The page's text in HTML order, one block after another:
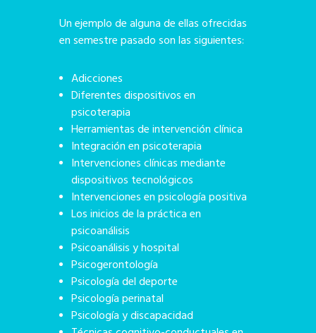
Un ejemplo de alguna de ellas ofrecidas
en semestre pasado son las siguientes:
Adicciones
Diferentes dispositivos en
psicoterapia
Herramientas de intervención clínica
Integración en psicoterapia
Intervenciones clínicas mediante
dispositivos tecnológicos
Intervenciones en psicología positiva
Los inicios de la práctica en
psicoanálisis
Psicoanálisis y hospital
Psicogerontología
Psicología del deporte
Psicología perinatal
Psicología y discapacidad